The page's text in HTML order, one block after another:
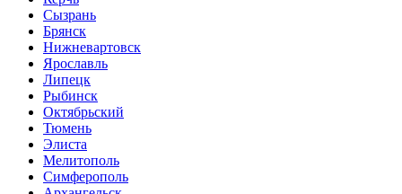
Сызрань
Брянск
Нижневартовск
Ярославль
Липецк
Рыбинск
Октябрьский
Тюмень
Элиста
Мелитополь
Симферополь